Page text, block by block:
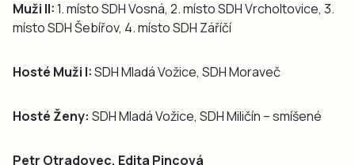
Muži II:1. místo SDH Vosná, 2. místo SDH Vrcholtovice, 3.
místo SDH Šebířov, 4. místo SDH Záříčí
Hosté Muži I:SDH Mladá Vožice, SDH Moraveč
Hosté Ženy: SDH Mladá Vožice, SDH Miličín – smíšené
Petr Otradovec, Edita Pincová